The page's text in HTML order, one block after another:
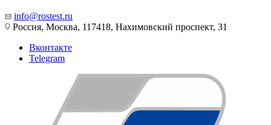
info@rostest.ru
Россия, Москва, 117418, Нахимовский проспект, 31
Вконтакте
Telegram